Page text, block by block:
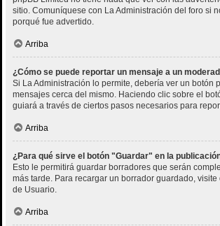
sitio. Comuníquese con La Administración del foro si
porqué fue advertido.
Arriba
¿Cómo se puede reportar un mensaje a un
Si La Administración lo permite, debería ver un botón
mensajes cerca del mismo. Haciendo clic sobre el
guiará a través de ciertos pasos necesarios para
Arriba
¿Para qué sirve el botón "Guardar" en la
Esto le permitirá guardar borradores que serán
más tarde. Para recargar un borrador guardado, visite
de Usuario.
Arriba